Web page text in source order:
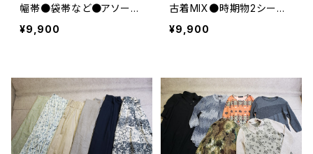
幅帯●袋帯など●アソート
●古着衛門店頭品質●大
量/業販/仕入れ/卸/福袋/リ
¥9,900
古着MIX●時期物2シーズ
ン●古着衛門店頭品質●大
量/業販/仕入れ/卸/福袋
¥9,900